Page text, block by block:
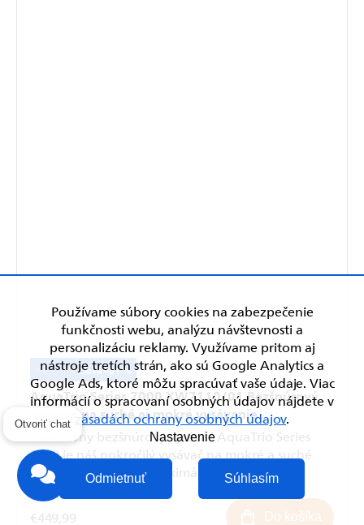
Používame súbory cookies na zabezpečenie
funkčnosti webu, analýzu návštevnosti a
personalizáciu reklamy. Využívame pritom aj
nástroje tretích strán, ako sú Google Analytics a
Google Ads, ktoré môžu spracúvať vaše údaje. Viac
informácií o spracovaní osobných údajov nájdete v
zásadách ochrany osobných údajov.
Nastavenie
Odmietnuť Súhlasím
€573,89 –21 %
AquaTrio Series 7000 XW7110/01 Bezšnúrový
vysávač na suché aj mokré vysávanie
€449,99 Do košíka
Inovatívny bezšnúrový vysávač AquaTrio Series
7000 je náš pokročilý vysávač na mokré a suché
vysávanie a zaisťuje maximálny čistiaci výkon.
Pokročilé...